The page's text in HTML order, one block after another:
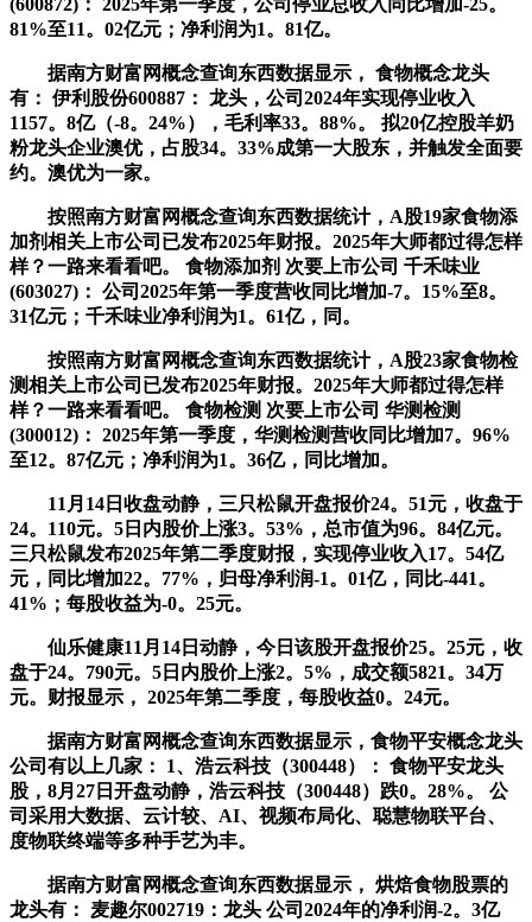
(600872)： 2025年第一季度，公司停业总收入同比增加-25。
81%至11。02亿元；净利润为1。81亿。
据南方财富网概念查询东西数据显示， 食物概念龙头
有： 伊利股份600887： 龙头，公司2024年实现停业收入
1157。8亿（-8。24%），毛利率33。88%。 拟20亿控股羊奶
粉龙头企业澳优，占股34。33%成第一大股东，并触发全面要
约。澳优为一家。
按照南方财富网概念查询东西数据统计，A股19家食物添
加剂相关上市公司已发布2025年财报。2025年大师都过得怎样
样？一路来看看吧。 食物添加剂 次要上市公司 千禾味业
(603027)： 公司2025年第一季度营收同比增加-7。15%至8。
31亿元；千禾味业净利润为1。61亿，同。
按照南方财富网概念查询东西数据统计，A股23家食物检
测相关上市公司已发布2025年财报。2025年大师都过得怎样
样？一路来看看吧。 食物检测 次要上市公司 华测检测
(300012)： 2025年第一季度，华测检测营收同比增加7。96%
至12。87亿元；净利润为1。36亿，同比增加。
11月14日收盘动静，三只松鼠开盘报价24。51元，收盘于
24。110元。5日内股价上涨3。53%，总市值为96。84亿元。
三只松鼠发布2025年第二季度财报，实现停业收入17。54亿
元，同比增加22。77%，归母净利润-1。01亿，同比-441。
41%；每股收益为-0。25元。
仙乐健康11月14日动静，今日该股开盘报价25。25元，收
盘于24。790元。5日内股价上涨2。5%，成交额5821。34万
元。财报显示， 2025年第二季度，每股收益0。24元。
据南方财富网概念查询东西数据显示，食物平安概念龙头
公司有以上几家： 1、浩云科技（300448）： 食物平安龙头
股，8月27日开盘动静，浩云科技（300448）跌0。28%。 公
司采用大数据、云计较、AI、视频布局化、聪慧物联平台、
度物联终端等多种手艺为丰。
据南方财富网概念查询东西数据显示， 烘焙食物股票的
龙头有： 麦趣尔002719：龙头 公司2024年的净利润-2。3亿